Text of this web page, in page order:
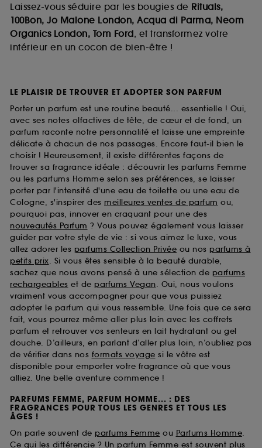
Laissez-vous séduire par les bougies de Rituals,
100Bon, Jo Malone London, Acqua di Parma, Neom
Organics London, Tom Ford, et transformez votre
intérieur en un cocon de bien-être !
LE PLAISIR DE TROUVER ET ADOPTER SON PARFUM
Porter un parfum est une routine beauté... essentielle ! Oui,
avec ses notes olfactives de tête, de cœur et de fond, un
parfum raconte notre personnalité et laisse une empreinte
délicate à chacun de nos passages. Encore faut-il bien le
choisir ! Heureusement, il existe différentes façons de
trouver sa fragrance idéale : découvrir les parfums Femme
ou les parfums Homme selon ses préférences, se laisser
porter par l'intensité d'une eau de toilette ou une eau de
Cologne, s'inspirer des meilleures ventes de parfum ou,
pourquoi pas, innover en craquant pour une des
nouveautés Parfum ? Vous pouvez également vous laisser
guider par votre style de vie : si vous aimez le luxe, vous
allez adorer les parfums Collection Privée ou nos parfums à
petits prix. Si vous êtes sensible à la beauté durable,
sachez que nous avons pensé à une sélection de parfums
rechargeables et de parfums Vegan. Oui, nous voulons
vraiment vous accompagner pour que vous puissiez
adopter le parfum qui vous ressemble. Une fois que ce sera
fait, vous pourrez même aller plus loin avec les coffrets
parfum et retrouver vos senteurs en lait hydratant ou gel
douche. D’ailleurs, en parlant d’aller plus loin, n’oubliez pas
de vérifier dans nos formats voyage si le vôtre est
disponible pour emporter votre fragrance où que vous
alliez. Une belle aventure commence !
PARFUMS FEMME, PARFUM HOMME... : DES
FRAGRANCES POUR TOUS LES GENRES ET TOUS LES
ÂGES !
On parle souvent de parfums Femme ou Parfums Homme.
Ce qui les différencie ? Un parfum Femme est souvent plus